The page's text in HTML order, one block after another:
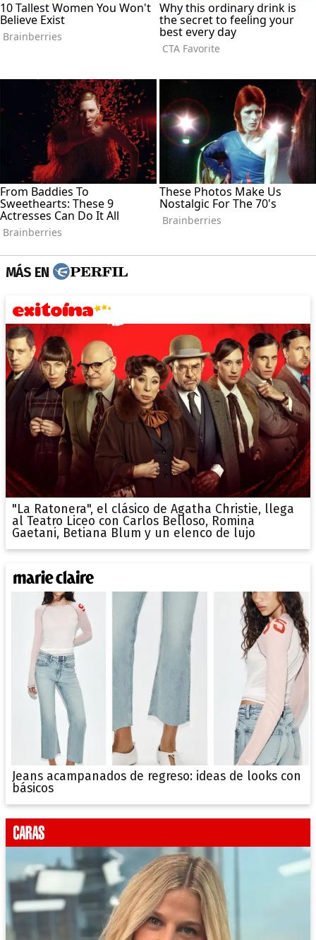
MÁS EN
"La Ratonera", el clásico de Agatha Christie, llega
al Teatro Liceo con Carlos Belloso, Romina
Gaetani, Betiana Blum y un elenco de lujo
Jeans acampanados de regreso: ideas de looks con
básicos